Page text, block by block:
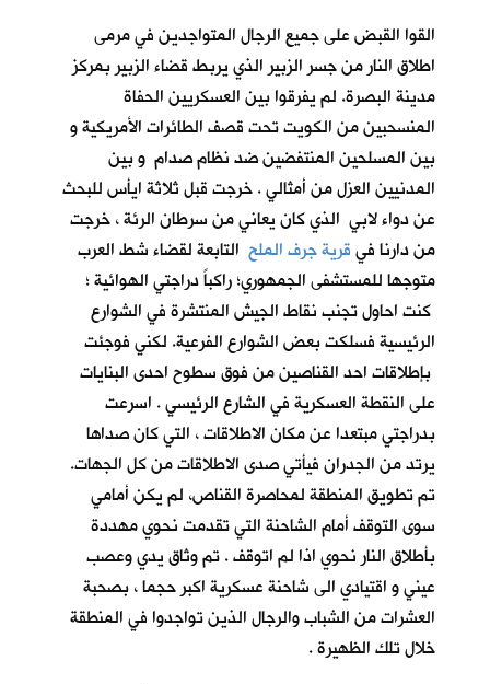
القوا القبض على جميع الرجال المتواجدين في مرمى
اطلاق النار من جسر الزبير الذي يربط قضاء الزبير بمركز
مدينة البصرة. لم يفرقوا بين العسكريين الحفاة
المنسحبين من الكويت تحت قصف الطائرات الأمريكية و
بين المسلحين المنتفضين ضد نظام صدام و بين
المدنيين العزل من أمثالي . خرجت قبل ثلاثة ايأس للبحث
عن دواء لابي الذي كان يعاني من سرطان الرئة ، خرجت
من دارنا فيقرية جرف الملح التابعة لقضاء شط العرب
متوجها للمستشفى الجمهوري؛ راكباً دراجتي الهوائية ؛
كنت احاول تجنب نقاط الجيش المنتشرة في الشوارع
الرئيسية فسلكت بعض الشوارع الفرعية. لكني فوجئت
بإطلاقات احد القناصين من فوق سطوح احدى البنايات
على النقطة العسكرية في الشارع الرئيسي . اسرعت
بدراجتي مبتعدا عن مكان الاطلاقات ، التي كان صداها
يرتد من الجدران فيأتي صدى الاطلاقات من كل الجهات.
تم تطويق المنطقة لمحاصرة القناص، لم يكن أمامي
سوى التوقف أمام الشاحنة التي تقدمت نحوي مهددة
بأطلاق النار نحوي اذا لم اتوقف . تم وثاق يدي وعصب
عيني و اقتيادي الى شاحنة عسكرية اكبر حجما ، بصحبة
العشرات من الشباب والرجال الذين تواجدوا في المنطقة
خلال تلك الظهيرة .